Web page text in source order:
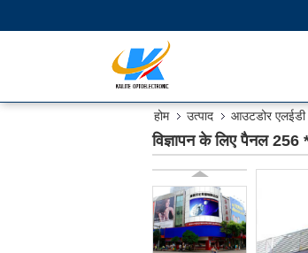
होम उत्पाद आउटडोर एलईडी
विज्ञापन के लिए पैनल 256